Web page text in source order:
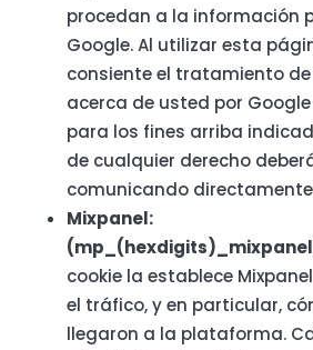
procedan a la información
Google. Al utilizar esta
consiente el tratamiento
acerca de usted por
para los fines arriba
de cualquier derecho
comunicando
Mixpanel:
cookie la establece
el tráfico, y en particular,
llegaron a la plataforma.